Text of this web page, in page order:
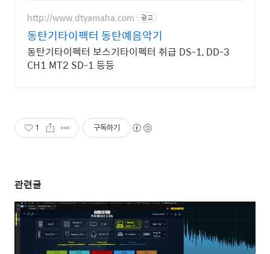
수 보장/24시간 상담
http://www.dtyamaha.com 광고
동탄기타이펙터 동탄예음악기
동탄기타이펙터 보스기타이펙터 취급 DS-1, DD-3
CH1 MT2 SD-1 등등
1 구독하기
관련글